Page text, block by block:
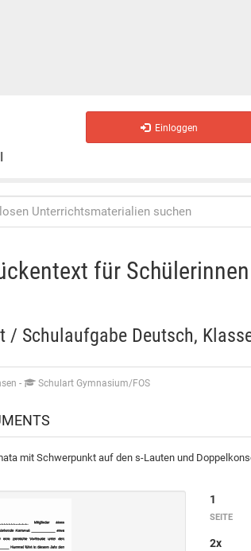
Einloggen
für
/ Schulaufgabe Deutsch,
- Schulart Gymnasium/FOS
mit Schwerpunkt auf den s-Lauten und
1
SEITE
2x